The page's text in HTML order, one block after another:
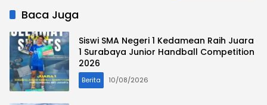
Baca Juga
Siswi SMA Negeri 1 Kedamean Raih Juara
1 Surabaya Junior Handball Competition
2026
Berita 10/08/2026